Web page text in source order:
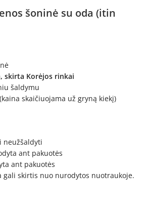
šoninė su oda (itin
skirta Korėjos rinkai
šaldymu
skaičiuojama už gryną kiekį)
neužšaldyti
ant pakuotės
ant pakuotės
gali skirtis nuo nurodytos nuotraukoje.